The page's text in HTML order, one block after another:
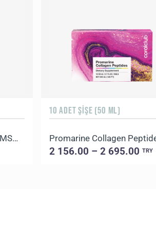
MSM Metilsülfonilmetan (MSM), Vitamin C ve Biotin İçeren Takviye Edici Gıda
10 ADET ŞIŞE (50 ML)
2 156.00 – 2 695.00 TRY